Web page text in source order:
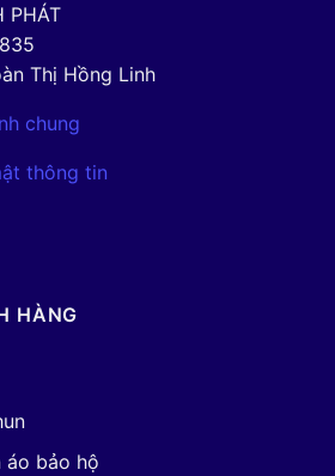
PHÁT
Thị Hồng Linh
chung
thông tin
HÀNG
áo bảo hộ